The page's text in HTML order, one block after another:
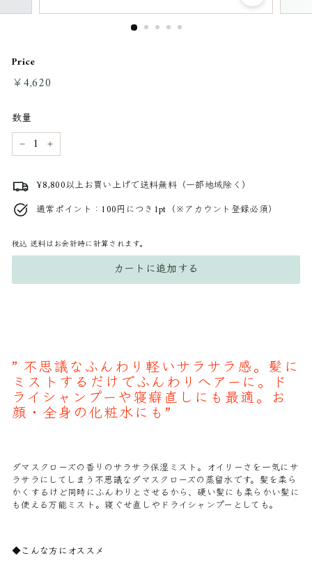
Price
通
金
￥4,620
数量
− +
¥8,800以上お買い上げで送料無料（一部地域除く）
通常ポイント：100円につき1pt（※アカウント登録必須）
税込 送料はお会計時に計算されます。
カートに追加する
” 不思議なふんわり軽いサラサラ感。髪に
ミストするだけでふんわりヘアーに。ド
ライシャンプーや寝癖直しにも最適。お
顔・全身の化粧水にも”
ダマスクローズの香りのサラサラ保湿ミスト。オイリーさを一気にサ
ラサラにしてしまう不思議なダマスクローズの蒸留水です。髪を柔ら
かくするけど同時にふんわりとさせるから、硬い髪にも柔らかい髪に
も使える万能ミスト。寝ぐせ直しやドライシャンプーとしても。
◆こんな方にオススメ